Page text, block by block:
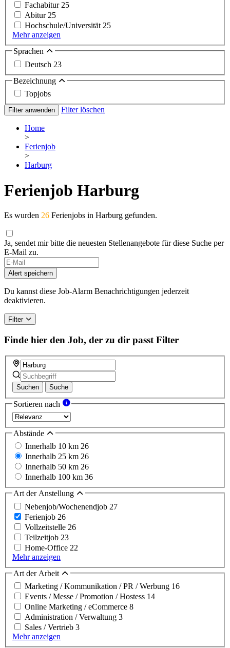
Fachabitur 25
Abitur 25
Hochschule/Universität 25
Mehr anzeigen
Sprachen
Deutsch 23
Bezeichnung
Topjobs
Filter anwenden Filter löschen
Home
>
Ferienjob
>
Harburg
Ferienjob Harburg
Es wurden 26 Ferienjobs in Harburg gefunden.
Ja, sendet mir bitte die neuesten Stellenangebote für diese Suche per
E-Mail zu.
Alert speichern
Du kannst diese Job-Alarm Benachrichtigungen jederzeit
deaktivieren.
Filter
Finde hier den Job, der zu dir passt Filter
Suchen Suche
Sortieren nach
Abstände
Innerhalb 10 km 26
Innerhalb 25 km 26
Innerhalb 50 km 26
Innerhalb 100 km 36
Art der Anstellung
Nebenjob/Wochenendjob 27
Ferienjob 26
Vollzeitstelle 26
Teilzeitjob 23
Home-Office 22
Mehr anzeigen
Art der Arbeit
Marketing / Kommunikation / PR / Werbung 16
Events / Messe / Promotion / Hostess 14
Online Marketing / eCommerce 8
Administration / Verwaltung 3
Sales / Vertrieb 3
Mehr anzeigen